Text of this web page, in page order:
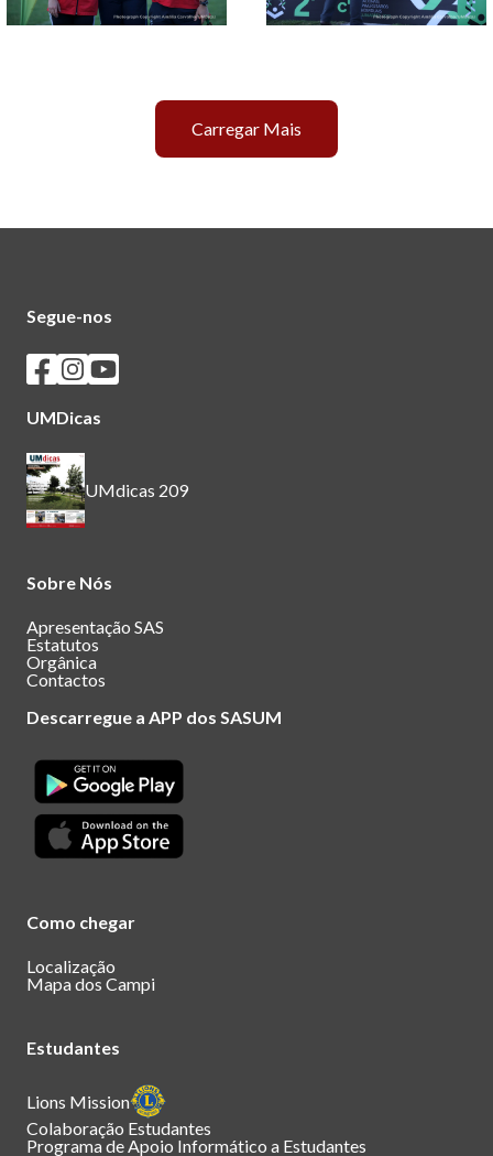
Carregar Mais
Segue-nos
Seguir os SASUM no Facebook
Seguir os SASUM no Instagram
Seguir os SASUM no Youtube
UMDicas
UMdicas 209
Sobre Nós
Apresentação SAS
Estatutos
Orgânica
Contactos
Descarregue a APP dos SASUM
Como chegar
Localização
Mapa dos Campi
Estudantes
Lions Mission
Colaboração Estudantes
Programa de Apoio Informático a Estudantes